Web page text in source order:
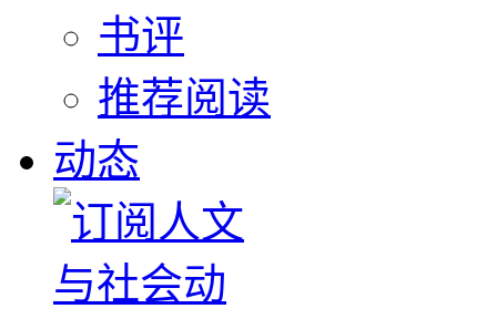
书评
推荐阅读
动态